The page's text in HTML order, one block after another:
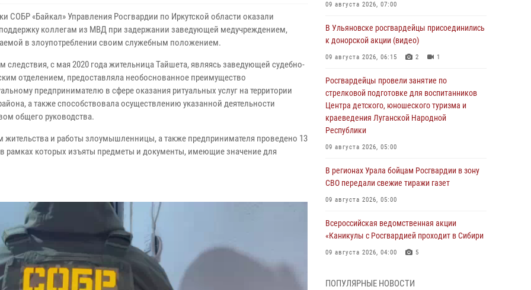
СОБР «Байкал» Управления Росгвардии по Иркутской области оказали
коллегам из МВД при задержании заведующей медучреждением,
в злоупотреблении своим служебным положением.
следствия, с мая 2020 года жительница Тайшета, являясь заведующей судебно-
отделением, предоставляла необоснованное преимущество
предпринимателю в сфере оказания ритуальных услуг на территории
а также способствовала осуществлению указанной деятельности
общего руководства.
жительства и работы злоумышленницы, а также предпринимателя проведено 13
рамках которых изъяты предметы и документы, имеющие значение для
09 августа 2026, 07:00
В Ульяновске росгвардейцы присоединились
к донорской акции (видео)
09 августа 2026, 06:15 2 1
Росгвардейцы провели занятие по
стрелковой подготовке для воспитанников
Центра детского, юношеского туризма и
краеведения Луганской Народной
Республики
09 августа 2026, 05:00
В регионах Урала бойцам Росгвардии в зону
СВО передали свежие тиражи газет
09 августа 2026, 05:00
Всероссийская ведомственная акции
«Каникулы с Росгвардией проходит в Сибири
09 августа 2026, 04:00 5
ПОПУЛЯРНЫЕ НОВОСТИ